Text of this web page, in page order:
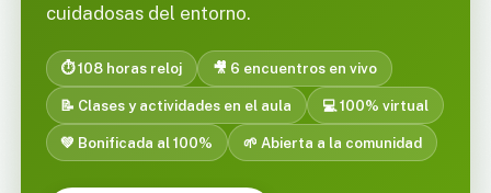
cuidadosas del entorno.
⏱️ 108 horas reloj 🎥 6 encuentros en vivo
📝 Clases y actividades en el aula 💻 100% virtual
💚 Bonificada al 100% 🌱 Abierta a la comunidad